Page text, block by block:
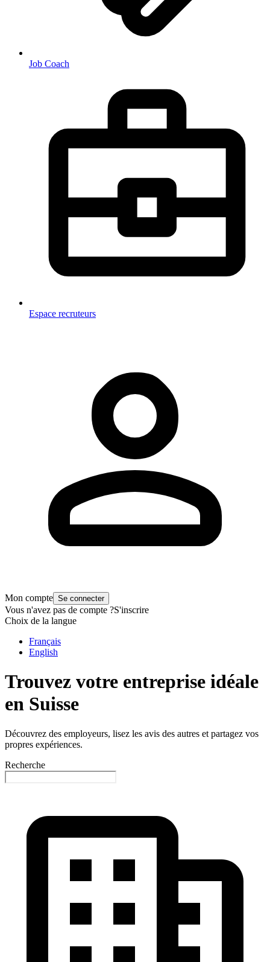
Job Coach
Espace recruteurs
Mon compte Se connecter
Vous n'avez pas de compte ?S'inscrire
Choix de la langue
Français
English
Trouvez votre entreprise idéale
en Suisse
Découvrez des employeurs, lisez les avis des autres et partagez vos
propres expériences.
Recherche